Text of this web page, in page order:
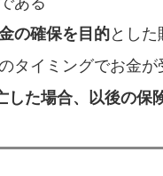
の確保を目的とした
タイミングでお金が
した場合、以後の保